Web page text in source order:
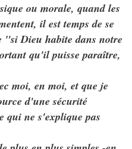
ou morale, quand les
il est temps de se
"si Dieu habite dans notre
qu'il puisse paraître,
moi, en moi, et que je
d'une sécurité
qui ne s'explique pas